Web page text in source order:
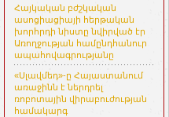
Հայկական բժշկական
ասոցիացիայի հերթական
խորհրդի նիստը նվիրված էր
Առողջության համընդհանուր
ապահովագրությանը
«Սլավմեդ»-ը Հայաստանում
առաջինն է ներդրել
ռոբոտային վիրաբուժության
համակարգ